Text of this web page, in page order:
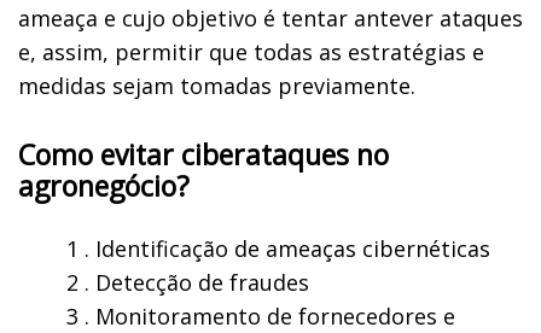
ameaça e cujo objetivo é tentar antever ataques
e, assim, permitir que todas as estratégias e
medidas sejam tomadas previamente.
Como evitar ciberataques no
agronegócio?
1 . Identificação de ameaças cibernéticas
2 . Detecção de fraudes
3 . Monitoramento de fornecedores e